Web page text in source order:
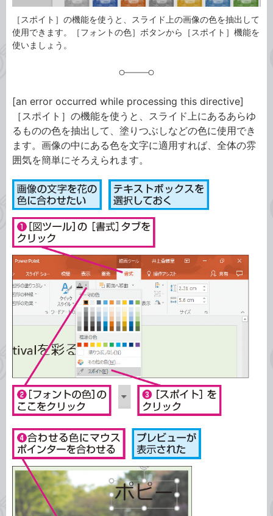
［スポイト］の機能を使うと、スライド上の画像の色を抽出して
使用できます。［フォントの色］ボタンから［スポイト］機能を
使いましょう。
[an error occurred while processing this directive]
［スポイト］の機能を使うと、スライド上にあるあらゆ
るものの色を抽出して、塗りつぶしなどの色に使用でき
ます。画像の中にある色を文字に適用すれば、全体の雰
囲気を簡単にそろえられます。